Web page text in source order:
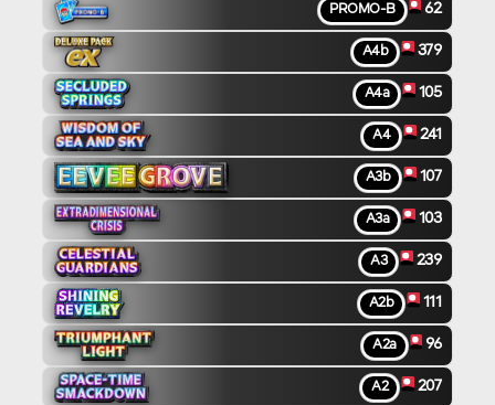
PROMO-B 62
A4b 379
A4a 105
A4 241
A3b 107
A3a 103
A3 239
A2b 111
A2a 96
A2 207